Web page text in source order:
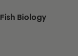
Biology